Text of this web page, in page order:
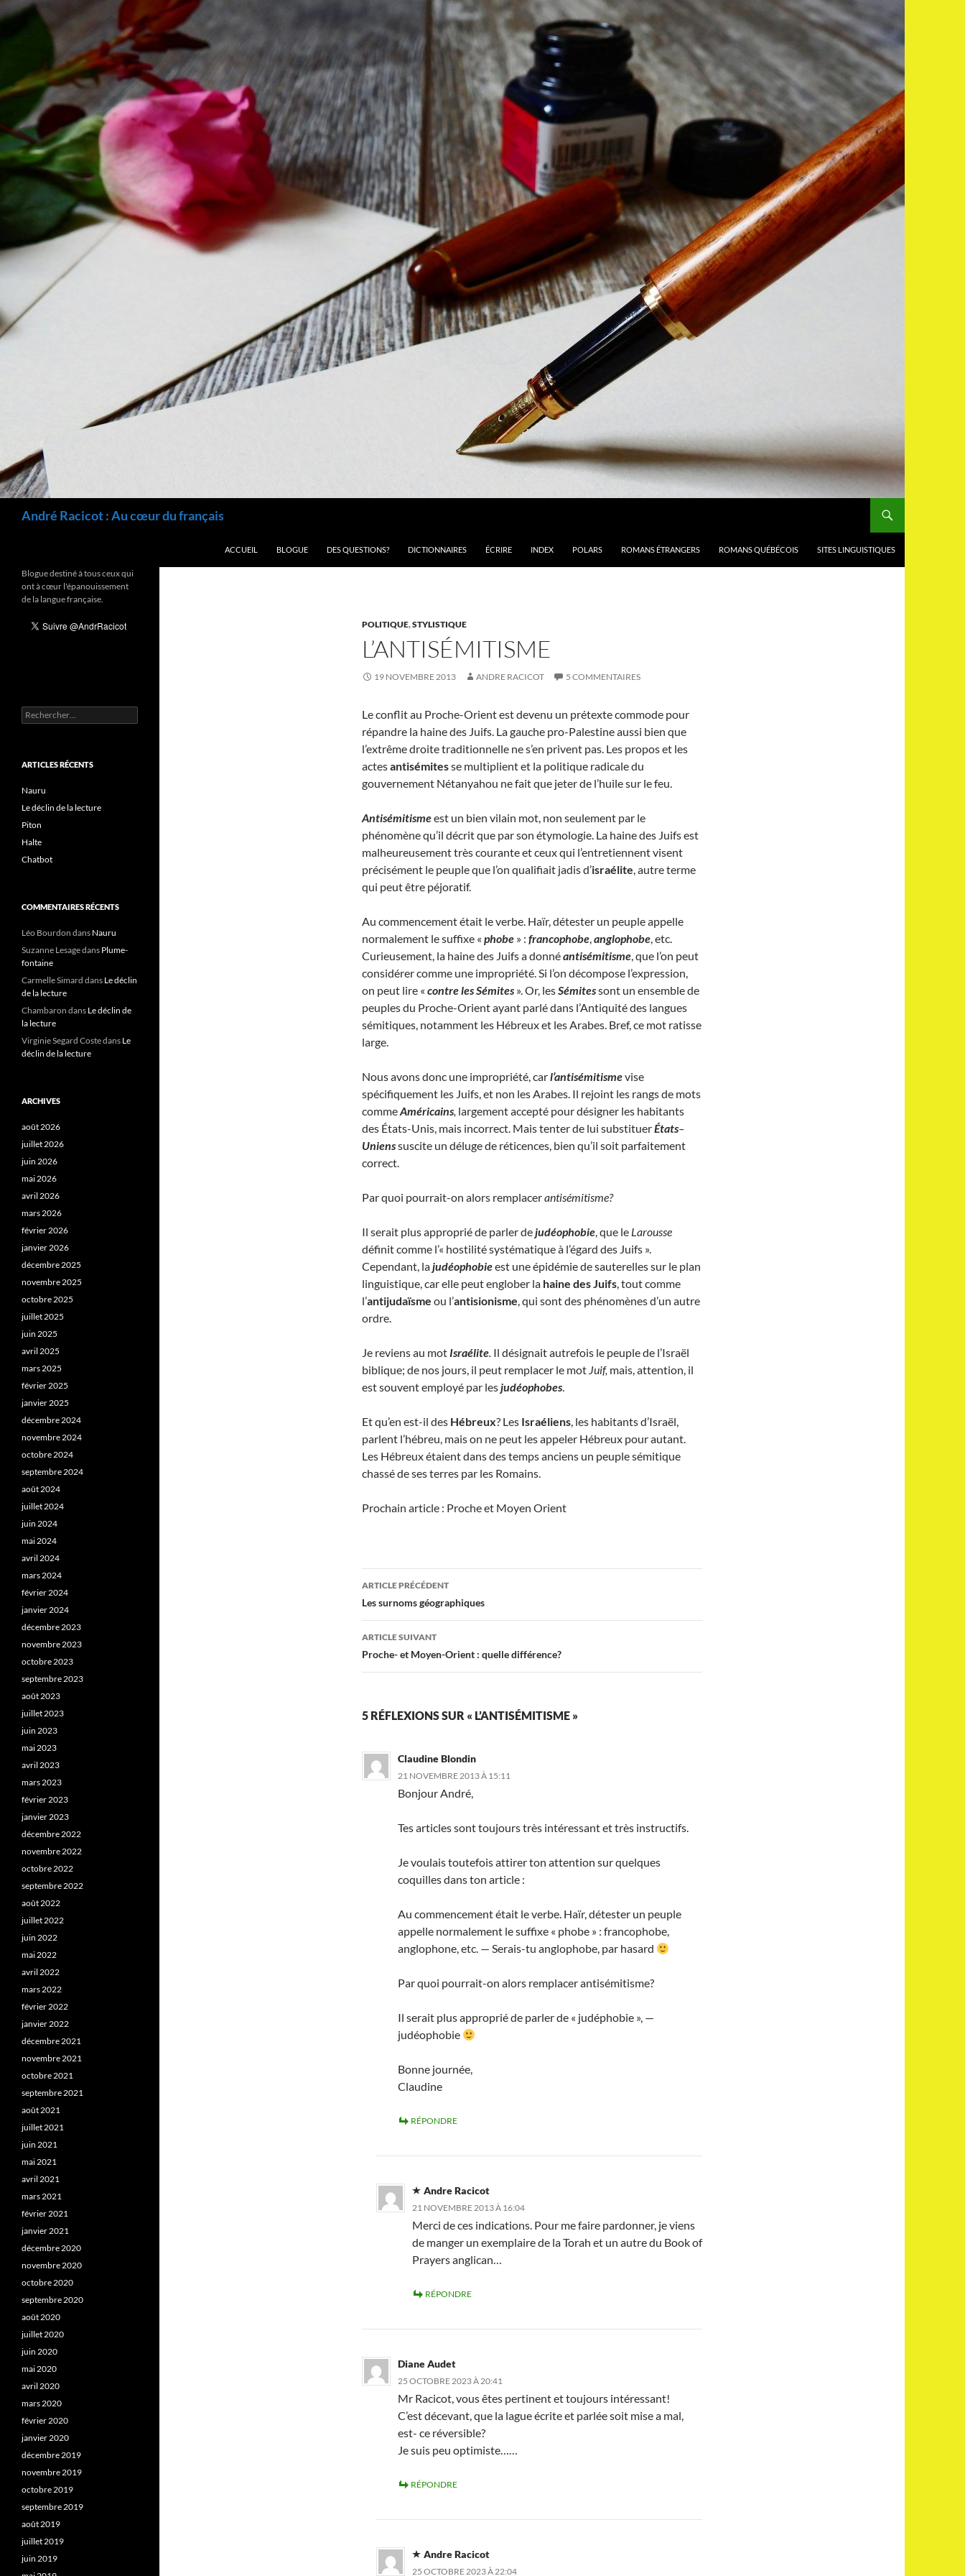
André Racicot : Au cœur du français
ACCUEIL
BLOGUE DES QUESTIONS? DICTIONNAIRES ÉCRIRE INDEX POLARS ROMANS ÉTRANGERS ROMANS QUÉBÉCOIS SITES LINGUISTIQUES
POLITIQUE,STYLISTIQUE
L’ANTISÉMITISME
19 NOVEMBRE 2013 ANDRE RACICOT 5 COMMENTAIRES
Le conflit au Proche-Orient est devenu un prétexte commode pour
répandre la haine des Juifs. La gauche pro-Palestine aussi bien que
l’extrême droite traditionnelle ne s’en privent pas. Les propos et les
actesantisémitesse multiplient et la politique radicale du
gouvernement Nétanyahou ne fait que jeter de l’huile sur le feu.
Antisémitismeest un bien vilain mot, non seulement par le
phénomène qu’il décrit que par son étymologie. La haine des Juifs est
malheureusement très courante et ceux qui l’entretiennent visent
précisément le peuple que l’on qualifiait jadis d’israélite, autre terme
qui peut être péjoratif.
Au commencement était le verbe. Haïr, détester un peuple appelle
normalement le suffixe « phobe » : francophobe,anglophobe, etc.
Curieusement, la haine des Juifs a donnéantisémitisme, que l’on peut
considérer comme une impropriété. Si l’on décompose l’expression,
on peut lire « contre les Sémites ». Or, lesSémitessont un ensemble de
peuples du Proche-Orient ayant parlé dans l’Antiquité des langues
sémitiques, notamment les Hébreux et les Arabes. Bref, ce mot ratisse
large.
Nous avons donc une impropriété, carl’antisémitismevise
spécifiquement les Juifs, et non les Arabes. Il rejoint les rangs de mots
commeAméricains, largement accepté pour désigner les habitants
des États-Unis, mais incorrect. Mais tenter de lui substituerÉtats–
Unienssuscite un déluge de réticences, bien qu’il soit parfaitement
correct.
Par quoi pourrait-on alors remplacerantisémitisme?
Il serait plus approprié de parler dejudéophobie, que le Larousse
définit comme l’« hostilité systématique à l’égard des Juifs ».
Cependant, lajudéophobieest une épidémie de sauterelles sur le plan
linguistique, car elle peut englober la haine des Juifs, tout comme
l’antijudaïsme ou l’antisionisme, qui sont des phénomènes d’un autre
ordre.
Je reviens au mot Israélite. Il désignait autrefois le peuple de l’Israël
biblique; de nos jours, il peut remplacer le mot Juif, mais, attention, il
est souvent employé par lesjudéophobes.
Et qu’en est-il des Hébreux? Les Israéliens, les habitants d’Israël,
parlent l’hébreu, mais on ne peut les appeler Hébreux pour autant.
Les Hébreux étaient dans des temps anciens un peuple sémitique
chassé de ses terres par les Romains.
Prochain article : Proche et Moyen Orient
Navigation
des
articles
ARTICLE PRÉCÉDENT
Les surnoms géographiques
ARTICLE SUIVANT
Proche- et Moyen-Orient : quelle différence?
5 RÉFLEXIONS SUR « L’ANTISÉMITISME »
Claudine Blondin
21 NOVEMBRE 2013 À 15:11
Bonjour André,
Tes articles sont toujours très intéressant et très instructifs.
Je voulais toutefois attirer ton attention sur quelques
coquilles dans ton article :
Au commencement était le verbe. Haïr, détester un peuple
appelle normalement le suffixe « phobe » : francophobe,
anglophone, etc. — Serais-tu anglophobe, par hasard
Par quoi pourrait-on alors remplacer antisémitisme?
Il serait plus approprié de parler de « judéphobie », —
judéophobie
Bonne journée,
Claudine
RÉPONDRE
Andre Racicot
21 NOVEMBRE 2013 À 16:04
Merci de ces indications. Pour me faire pardonner, je viens
de manger un exemplaire de la Torah et un autre du Book of
Prayers anglican…
RÉPONDRE
Diane Audet
25 OCTOBRE 2023 À 20:41
Mr Racicot, vous êtes pertinent et toujours intéressant!
C’est décevant, que la lague écrite et parlée soit mise a mal,
est- ce réversible?
Je suis peu optimiste……
RÉPONDRE
Andre Racicot
25 OCTOBRE 2023 À 22:04
Blogue destiné à tous ceux qui
ont à cœur l'épanouissement
de la langue française.
Rechercher :
ARTICLES RÉCENTS
Nauru
Le déclin de la lecture
Piton
Halte
Chatbot
COMMENTAIRES RÉCENTS
Léo Bourdon dans Nauru
Suzanne Lesagedans Plume-
fontaine
Carmelle Simard dans Le déclin
de la lecture
Chambaron dans Le déclin de
la lecture
Virginie Segard Costedans Le
déclin de la lecture
ARCHIVES
août 2026
juillet 2026
juin 2026
mai 2026
avril 2026
mars 2026
février 2026
janvier 2026
décembre 2025
novembre 2025
octobre 2025
juillet 2025
juin 2025
avril 2025
mars 2025
février 2025
janvier 2025
décembre 2024
novembre 2024
octobre 2024
septembre 2024
août 2024
juillet 2024
juin 2024
mai 2024
avril 2024
mars 2024
février 2024
janvier 2024
décembre 2023
novembre 2023
octobre 2023
septembre 2023
août 2023
juillet 2023
juin 2023
mai 2023
avril 2023
mars 2023
février 2023
janvier 2023
décembre 2022
novembre 2022
octobre 2022
septembre 2022
août 2022
juillet 2022
juin 2022
mai 2022
avril 2022
mars 2022
février 2022
janvier 2022
décembre 2021
novembre 2021
octobre 2021
septembre 2021
août 2021
juillet 2021
juin 2021
mai 2021
avril 2021
mars 2021
février 2021
janvier 2021
décembre 2020
novembre 2020
octobre 2020
septembre 2020
août 2020
juillet 2020
juin 2020
mai 2020
avril 2020
mars 2020
février 2020
janvier 2020
décembre 2019
novembre 2019
octobre 2019
septembre 2019
août 2019
juillet 2019
juin 2019